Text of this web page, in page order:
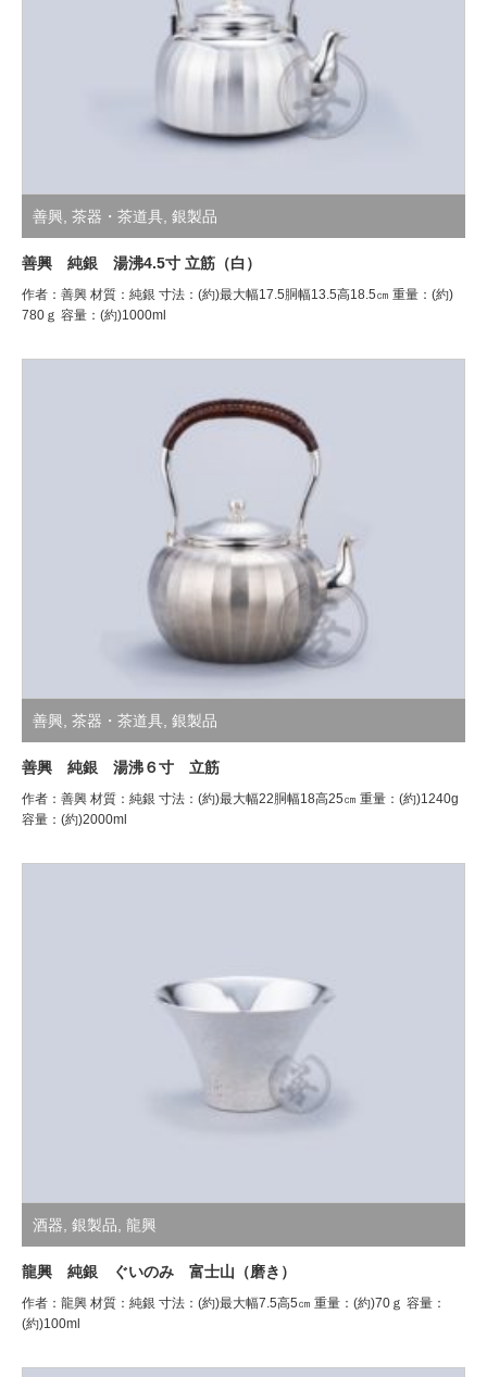
善興 茶器・茶道具 銀製品
善興 純銀 湯沸4.5寸 立筋（白）
作者：善興 材質：純銀 寸法：(約)最大幅17.5胴幅13.5高18.5㎝ 重量：(約)
780ｇ 容量：(約)1000ml
善興 茶器・茶道具 銀製品
善興 純銀 湯沸６寸 立筋
作者：善興 材質：純銀 寸法：(約)最大幅22胴幅18高25㎝ 重量：(約)1240g
容量：(約)2000ml
酒器 銀製品 龍興
龍興 純銀 ぐいのみ 富士山（磨き）
作者：龍興 材質：純銀 寸法：(約)最大幅7.5高5㎝ 重量：(約)70ｇ 容量：
(約)100ml